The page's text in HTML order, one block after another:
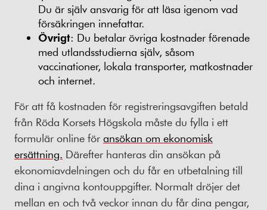
Du är själv ansvarig för att läsa igenom vad
försäkringen innefattar.
Övrigt: Du betalar övriga kostnader förenade
med utlandsstudierna själv, såsom
vaccinationer, lokala transporter, matkostnader
och internet.
För att få kostnaden för registreringsavgiften betald
från Röda Korsets Högskola måste du fylla i ett
formulär online för ansökan om ekonomisk
ersättning. Därefter hanteras din ansökan på
ekonomiavdelningen och du får en utbetalning till
dina i angivna kontouppgifter. Normalt dröjer det
mellan en och två veckor innan du får dina pengar,